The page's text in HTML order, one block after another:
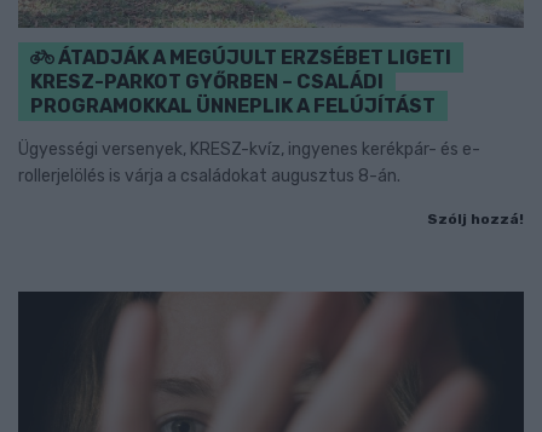
ÁTADJÁK A MEGÚJULT ERZSÉBET LIGETI
KRESZ-PARKOT GYŐRBEN – CSALÁDI
PROGRAMOKKAL ÜNNEPLIK A FELÚJÍTÁST
Ügyességi versenyek, KRESZ-kvíz, ingyenes kerékpár- és e-
rollerjelölés is várja a családokat augusztus 8-án.
Szólj hozzá!